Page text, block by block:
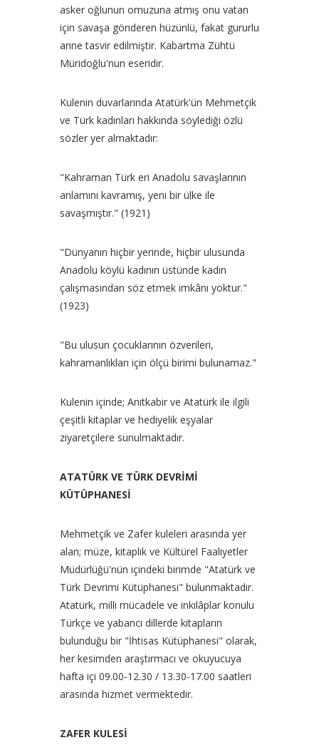
asker oğlunun omuzuna atmış onu vatan
için savaşa gönderen hüzünlü, fakat gururlu
anne tasvir edilmiştir. Kabartma Zühtü
Müridoğlu'nun eseridir.
Kulenin duvarlarında Atatürk'ün Mehmetçik
ve Türk kadınları hakkında söylediği özlü
sözler yer almaktadır:
"Kahraman Türk eri Anadolu savaşlarının
anlamını kavramış, yeni bir ülke ile
savaşmıştır." (1921)
"Dünyanın hiçbir yerinde, hiçbir ulusunda
Anadolu köylü kadının üstünde kadın
çalışmasından söz etmek imkânı yoktur."
(1923)
"Bu ulusun çocuklarının özverileri,
kahramanlıkları için ölçü birimi bulunamaz."
Kulenin içinde; Anıtkabir ve Atatürk ile ilgili
çeşitli kitaplar ve hediyelik eşyalar
ziyaretçilere sunulmaktadır.
ATATÜRK VE TÜRK DEVRİMİ
KÜTÜPHANESİ
Mehmetçik ve Zafer kuleleri arasında yer
alan; müze, kitaplık ve Kültürel Faaliyetler
Müdürlüğü'nün içindeki birimde "Atatürk ve
Türk Devrimi Kütüphanesi" bulunmaktadır.
Atatürk, milli mücadele ve inkılâplar konulu
Türkçe ve yabancı dillerde kitapların
bulunduğu bir "İhtisas Kütüphanesi" olarak,
her kesimden araştırmacı ve okuyucuya
hafta içi 09.00-12.30 / 13.30-17.00 saatleri
arasında hizmet vermektedir.
ZAFER KULESİ